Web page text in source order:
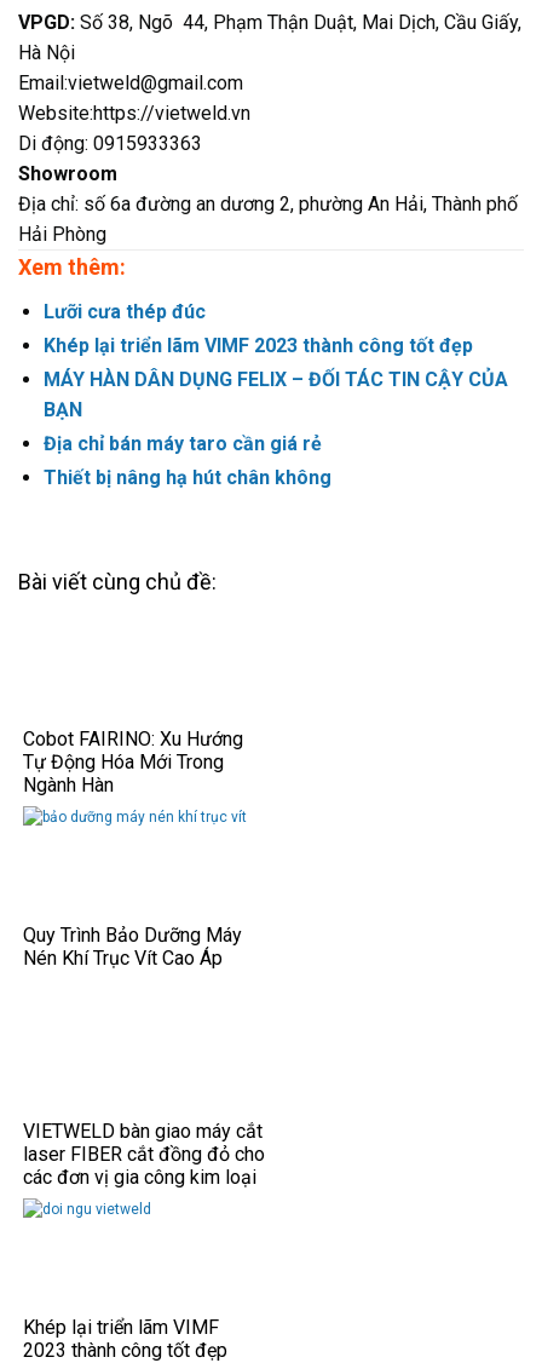
VPGD: Số 38, Ngõ 44, Phạm Thận Duật, Mai Dịch, Cầu Giấy,
Hà Nội
Email:vietweld@gmail.com
Website:https://vietweld.vn
Di động: 0915933363
Showroom
Địa chỉ: số 6a đường an dương 2, phường An Hải, Thành phố
Hải Phòng
Xem thêm:
Lưỡi cưa thép đúc
Khép lại triển lãm VIMF 2023 thành công tốt đẹp
MÁY HÀN DÂN DỤNG FELIX – ĐỐI TÁC TIN CẬY CỦA
BẠN
Địa chỉ bán máy taro cần giá rẻ
Thiết bị nâng hạ hút chân không
Bài viết cùng chủ đề:
Cobot FAIRINO: Xu Hướng
Tự Động Hóa Mới Trong
Ngành Hàn
Quy Trình Bảo Dưỡng Máy
Nén Khí Trục Vít Cao Áp
VIETWELD bàn giao máy cắt
laser FIBER cắt đồng đỏ cho
các đơn vị gia công kim loại
tấm.
Khép lại triển lãm VIMF
2023 thành công tốt đẹp